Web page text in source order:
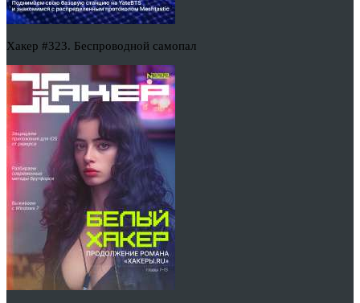
Хакер #323. Беспроводной самопал